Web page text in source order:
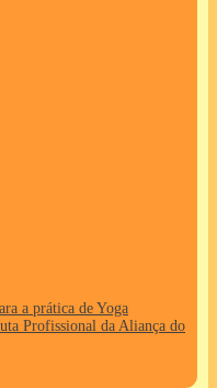
a prática de Yoga
Profissional da Aliança do